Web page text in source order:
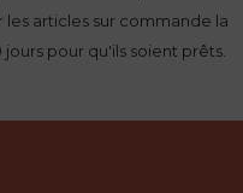
les articles sur commande la
jours pour qu'ils soient prêts.